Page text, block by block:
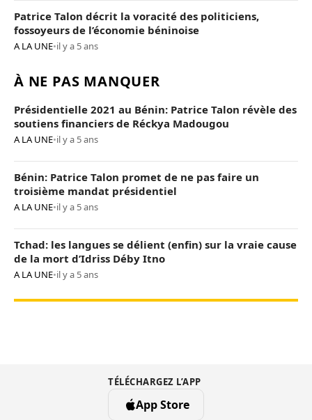
Patrice Talon décrit la voracité des politiciens,
fossoyeurs de l’économie béninoise
A LA UNE•il y a 5 ans
À NE PAS MANQUER
Présidentielle 2021 au Bénin: Patrice Talon révèle des
soutiens financiers de Réckya Madougou
A LA UNE•il y a 5 ans
Bénin: Patrice Talon promet de ne pas faire un
troisième mandat présidentiel
A LA UNE•il y a 5 ans
Tchad: les langues se délient (enfin) sur la vraie cause
de la mort d’Idriss Déby Itno
A LA UNE•il y a 5 ans
TÉLÉCHARGEZ L’APP
App Store